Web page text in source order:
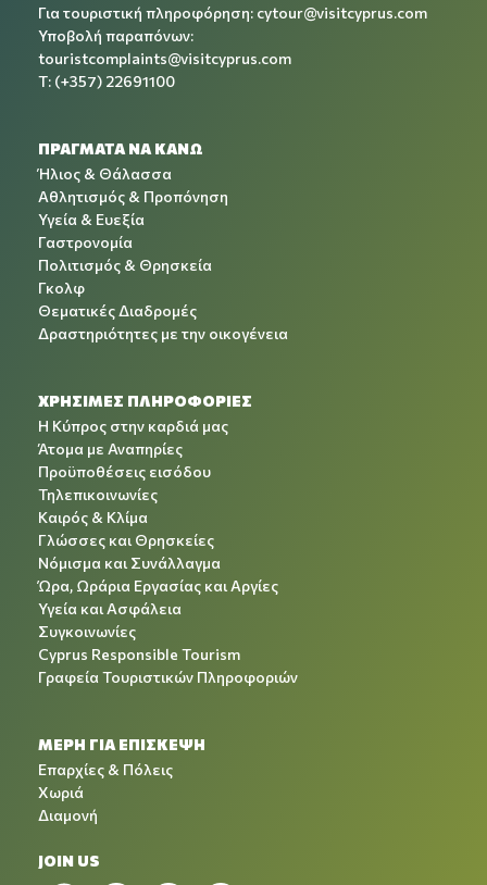
Για τουριστική πληροφόρηση: cytour@visitcyprus.com
Υποβολή παραπόνων:
touristcomplaints@visitcyprus.com
T: (+357) 22691100
ΠΡΑΓΜΑΤΑ ΝΑ ΚΑΝΩ
Ήλιος & Θάλασσα
Αθλητισμός & Προπόνηση
Υγεία & Ευεξία
Γαστρονομία
Πολιτισμός & Θρησκεία
Γκολφ
Θεματικές Διαδρομές
Δραστηριότητες με την οικογένεια
ΧΡΉΣΙΜΕΣ ΠΛΗΡΟΦΟΡΊΕΣ
Η Κύπρος στην καρδιά μας
Άτομα με Αναπηρίες
Προϋποθέσεις εισόδου
Τηλεπικοινωνίες
Καιρός & Κλίμα
Γλώσσες και Θρησκείες
Νόμισμα και Συνάλλαγμα
Ώρα, Ωράρια Εργασίας και Αργίες
Υγεία και Ασφάλεια
Συγκοινωνίες
Cyprus Responsible Tourism
Γραφεία Τουριστικών Πληροφοριών
ΜΕΡΗ ΓΙΑ ΕΠΙΣΚΕΨΗ
Επαρχίες & Πόλεις
Χωριά
Διαμονή
JOIN US